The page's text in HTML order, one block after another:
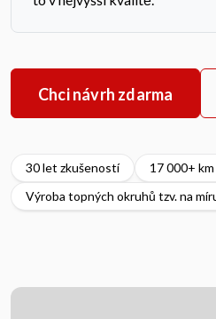
Chci návrh zdarma
30 let zkušeností
17 000+
Výroba topných okruhů tzv. na